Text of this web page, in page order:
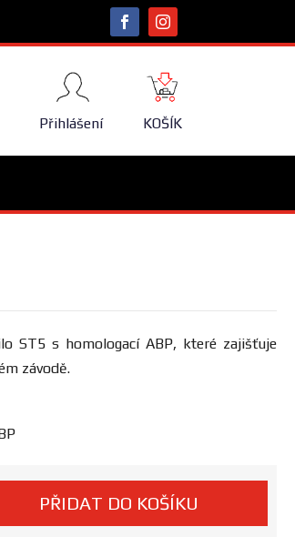
Přihlášení
NÁKUPNÍ
KOŠÍK
KOŠÍK
ST5 s homologací ABP, které zajišťuje
závodě.
PŘIDAT DO KOŠÍKU